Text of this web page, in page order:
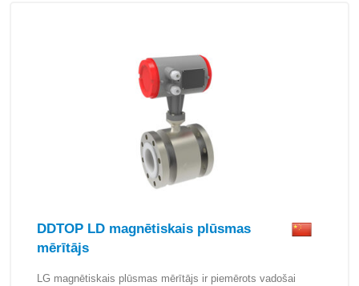
DDTOP LD magnētiskais plūsmas
mērītājs
LG magnētiskais plūsmas mērītājs ir piemērots vadošai